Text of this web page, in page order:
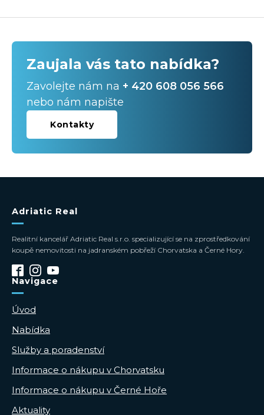
Zaujala vás tato nabídka?
Zavolejte nám na + 420 608 056 566
nebo nám napište
Kontakty
Adriatic Real
Realitní kancelář Adriatic Real s.r.o. specializující se na zprostředkování
koupě nemovitosti na jadranském pobřeží Chorvatska a Černé Hory.
Navigace
Úvod
Nabídka
Služby a poradenství
Informace o nákupu v Chorvatsku
Informace o nákupu v Černé Hoře
Aktuality